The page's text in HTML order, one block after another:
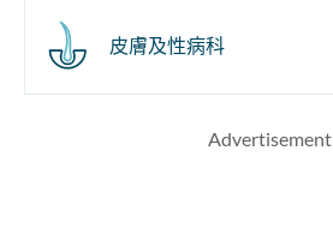
皮膚及性病科
Advertisement